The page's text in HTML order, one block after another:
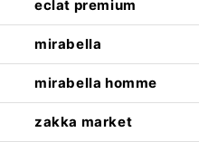
eclat premium
mirabella
mirabella homme
zakka market